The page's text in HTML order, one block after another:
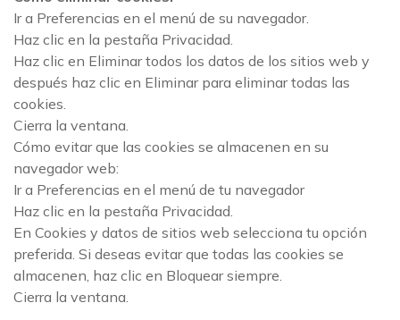
Ir a Preferencias en el menú de su navegador.
Haz clic en la pestaña Privacidad.
Haz clic en Eliminar todos los datos de los sitios web y
después haz clic en Eliminar para eliminar todas las
cookies.
Cierra la ventana.
Cómo evitar que las cookies se almacenen en su
navegador web:
Ir a Preferencias en el menú de tu navegador
Haz clic en la pestaña Privacidad.
En Cookies y datos de sitios web selecciona tu opción
preferida. Si deseas evitar que todas las cookies se
almacenen, haz clic en Bloquear siempre.
Cierra la ventana.